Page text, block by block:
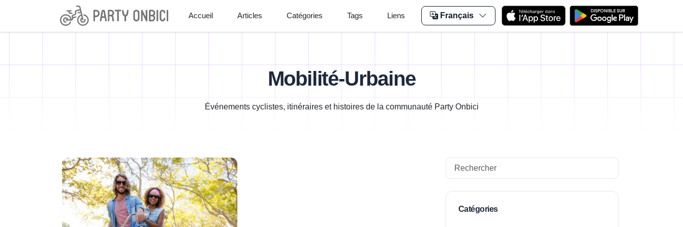
Accueil Articles Catégories Tags Liens Français
Mobilité-Urbaine
Événements cyclistes, itinéraires et histoires de la communauté Party Onbici
Search
Catégories